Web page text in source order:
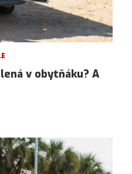
v obytňáku? A